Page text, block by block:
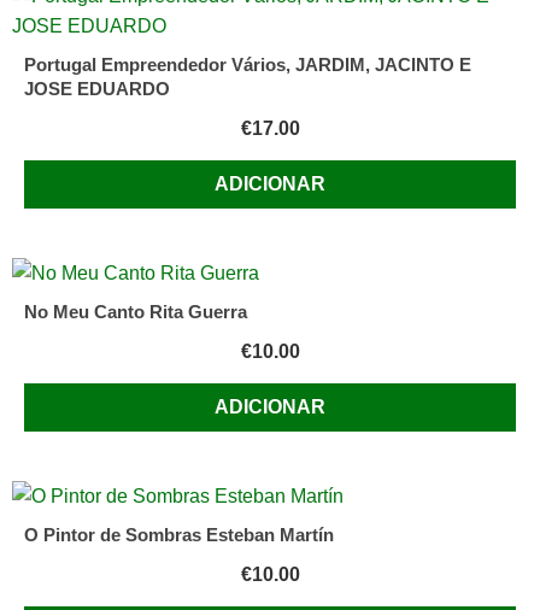
Portugal Empreendedor Vários, JARDIM, JACINTO E
JOSE EDUARDO
€17.00
ADICIONAR
No Meu Canto Rita Guerra
€10.00
ADICIONAR
O Pintor de Sombras Esteban Martín
€10.00